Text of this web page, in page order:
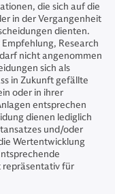
die sich auf die
in der Vergangenheit
dienten.
Research
nicht angenommen
sich als
in Zukunft gefällte
oder in ihrer
entsprechen
dienen lediglich
und/oder
Wertentwicklung
repräsentativ für